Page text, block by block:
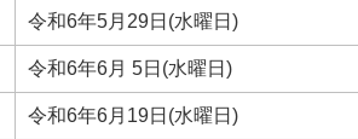
令和6年5月29日(水曜日)
令和6年6月 5日(水曜日)
令和6年6月19日(水曜日)